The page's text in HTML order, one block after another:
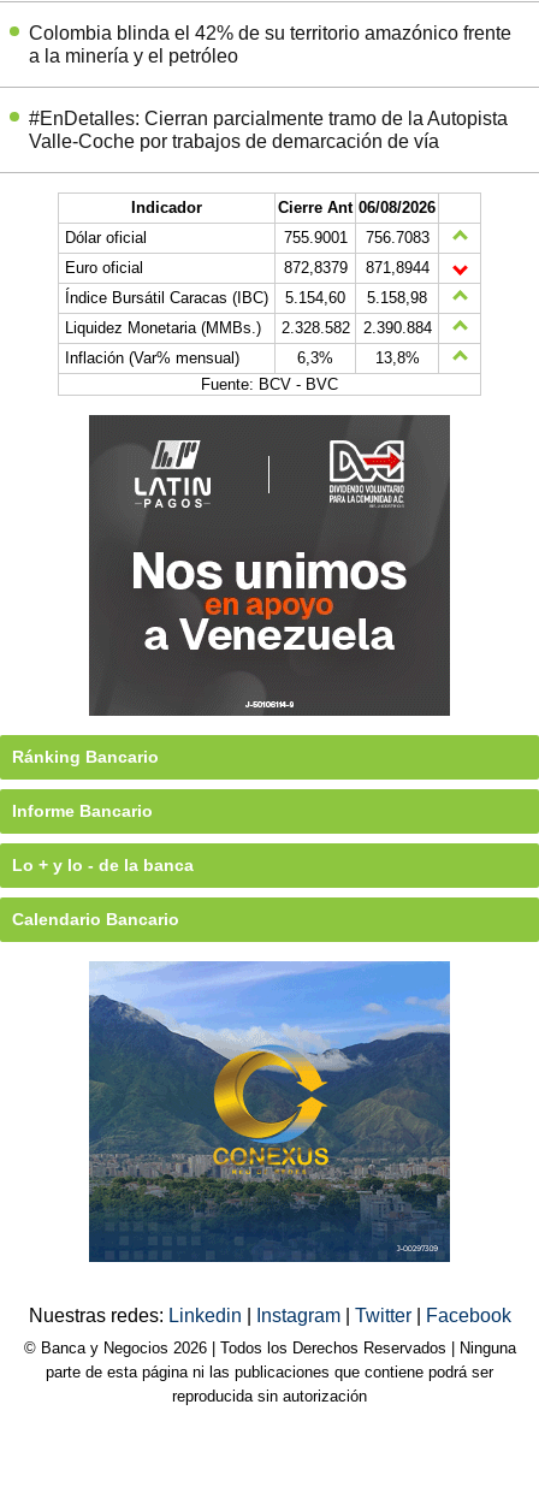
Colombia blinda el 42% de su territorio amazónico frente
a la minería y el petróleo
#EnDetalles: Cierran parcialmente tramo de la Autopista
Valle-Coche por trabajos de demarcación de vía
Indicador Cierre Ant 06/08/2026
Dólar oficial
755.9001
756.7083
Euro oficial
872,8379
871,8944
Índice Bursátil Caracas (IBC)
5.154,60
5.158,98
Liquidez Monetaria (MMBs.)
2.328.582
2.390.884
Inflación (Var% mensual)
6,3%
13,8%
Fuente: BCV - BVC
Ránking Bancario
Informe Bancario
Lo + y lo - de la banca
Calendario Bancario
Nuestras redes: Linkedin Instagram Twitter Facebook
© Banca y Negocios 2026 | Todos los Derechos Reservados | Ninguna
parte de esta página ni las publicaciones que contiene podrá ser
reproducida sin autorización